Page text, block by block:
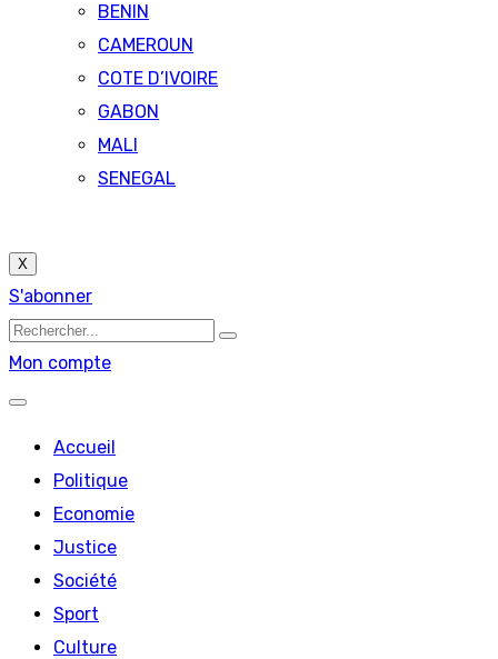
BENIN
CAMEROUN
COTE D’IVOIRE
GABON
MALI
SENEGAL
X
S'abonner
Mon compte
Accueil
Politique
Economie
Justice
Société
Sport
Culture